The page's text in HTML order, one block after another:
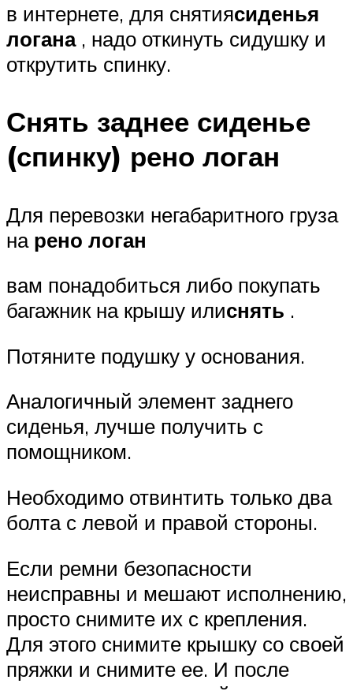
в интернете, для снятиясиденья
логана, надо откинуть сидушку и
открутить спинку.
Снять заднее сиденье
(спинку) рено логан
Для перевозки негабаритного груза
на рено логан
вам понадобиться либо покупать
багажник на крышу илиснять .
Потяните подушку у основания.
Аналогичный элемент заднего
сиденья, лучше получить с
помощником.
Необходимо отвинтить только два
болта с левой и правой стороны.
Если ремни безопасности
неисправны и мешают исполнению,
просто снимите их с крепления.
Для этого снимите крышку со своей
пряжки и снимите ее. И после